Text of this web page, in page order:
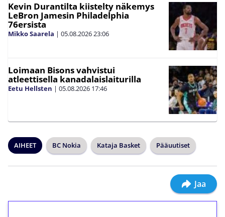
Kevin Durantilta kiistelty näkemys
LeBron Jamesin Philadelphia
76ersista
Mikko Saarela | 05.08.202623:06
Loimaan Bisons vahvistui
atleettisella kanadalaislaiturilla
Eetu Hellsten | 05.08.2026 17:46
AIHEET BC Nokia Kataja Basket Pääuutiset
Jaa